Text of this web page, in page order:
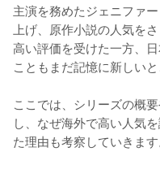
主演を務めたジェニファ
上げ、原作小説の人気を
高い評価を受けた一方、
こともまだ記憶に新しいと
ここでは、シリーズの概
し、なぜ海外で高い人気
た理由も考察していきます